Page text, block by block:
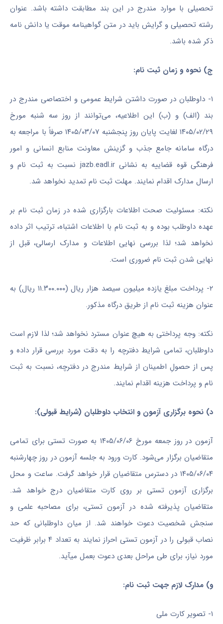
تحصیلی با موارد مندرج در این بند مطابقت داشته باشد. عنوان
رشته تحصیلی و گرایش باید در متن گواهینامه موقت یا دانش نامه
ذکر شده باشد.
ج) نحوه و زمان ثبت نام:
۱- داوطلبان در صورت داشتن شرایط عمومی و اختصاصی مندرج در
بند (الف) و (ب) این اطلاعیه، می‌توانند از روز سه شنبه مورخ
۱۴۰۵/۰۲/۲۹ لغایت پایان روز پنجشنبه ۱۴۰۵/۰۳/۰۷ صرفاً با مراجعه به
درگاه سامانه جامع جذب و گزینش معاونت منابع انسانی و امور
فرهنگی قوه قضاییه به نشانی jazb.eadl.ir نسبت به ثبت نام و
ارسال مدارک اقدام نمایند. مهلت ثبت نام تمدید نخواهد شد.
نکته: مسئولیت صحت اطلاعات بارگزاری شده در زمان ثبت نام بر
عهده داوطلب بوده و به ثبت نام با اطلاعات اشتباه، ترتیب اثر داده
نخواهد شد؛ لذا بررسی نهایی اطلاعات و مدارک ارسالی، قبل از
نهایی شدن ثبت نام ضروری است.
۲- پرداخت مبلغ یازده میلیون سیصد هزار ریال (۱۱.۳۰۰.۰۰۰ ریال) به
عنوان هزینه ثبت نام از طریق درگاه مذکور.
نکته: وجه پرداختی به هیچ عنوان مسترد نخواهد شد؛ لذا لازم است
داوطلبان، تمامی شرایط دفترچه را به دقت مورد بررسی قرار داده و
پس از حصولِ اطمینان از شرایط مندرج در دفترچه، نسبت به ثبت
نام و پرداخت هزینه اقدام نمایند.
د) نحوه برگزاری آزمون و انتخاب داوطلبان (شرایط قبولی):
آزمون در روز جمعه مورخ ۱۴۰۵/۰۶/۰۶ به صورت تستی برای تمامی
متقاضیان برگزار می‌شود. کارت ورود به جلسه آزمون در روز چهارشنبه
۱۴۰۵/۰۶/۰۴ در دسترس متقاضیان قرار خواهد گرفت. ساعت و محل
برگزاری آزمون تستی بر روی کارت متقاضیان درج خواهد شد.
متقاضیان پذیرفته شده در آزمون تستی، برای مصاحبه علمی و
سنجش شخصیت دعوت خواهند شد. از میان داوطلبانی که حد
نصاب قبولی را در آزمون تستی احراز نمایند به تعداد ۴ برابر ظرفیت
مورد نیاز، برای طی مراحل بعدی دعوت بعمل میآید.
و) مدارک لازم جهت ثبت نام:
۱- تصویر کارت ملی